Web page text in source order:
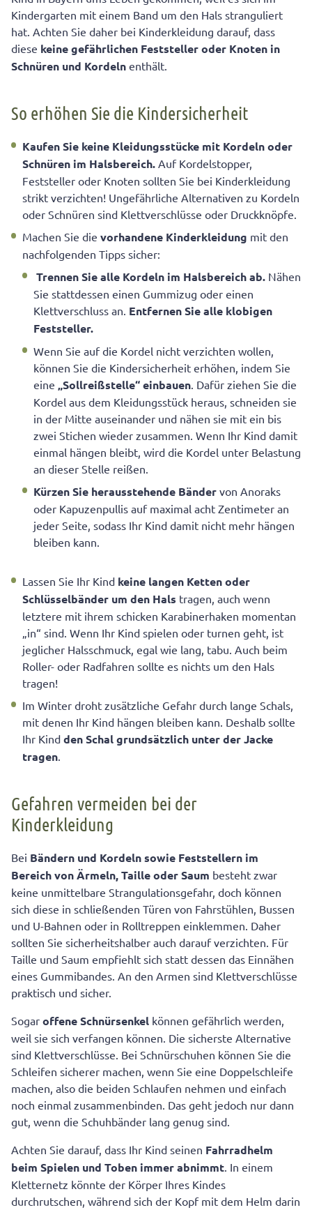
Kindersicherheit durch die richtige Kinderkleidung
erhöhen
Kindergarten mit einem Band um den Hals stranguliert
hat. Achten Sie daher bei Kinderkleidung darauf, dass
diese keine gefährlichen Feststeller oder Knoten in
Schnüren und Kordeln enthält.
So erhöhen Sie die Kindersicherheit
Kaufen Sie keine Kleidungsstücke mit Kordeln oder
Schnüren im Halsbereich. Auf Kordelstopper,
Feststeller oder Knoten sollten Sie bei Kinderkleidung
strikt verzichten! Ungefährliche Alternativen zu Kordeln
oder Schnüren sind Klettverschlüsse oder Druckknöpfe.
Machen Sie die vorhandene Kinderkleidung mit den
nachfolgenden Tipps sicher:
Trennen Sie alle Kordeln im Halsbereich ab. Nähen
Sie stattdessen einen Gummizug oder einen
Klettverschluss an. Entfernen Sie alle klobigen
Feststeller.
Wenn Sie auf die Kordel nicht verzichten wollen,
können Sie die Kindersicherheit erhöhen, indem Sie
eine „Sollreißstelle“ einbauen. Dafür ziehen Sie die
Kordel aus dem Kleidungsstück heraus, schneiden sie
in der Mitte auseinander und nähen sie mit ein bis
zwei Stichen wieder zusammen. Wenn Ihr Kind damit
einmal hängen bleibt, wird die Kordel unter Belastung
an dieser Stelle reißen.
Kürzen Sie herausstehende Bänder von Anoraks
oder Kapuzenpullis auf maximal acht Zentimeter an
jeder Seite, sodass Ihr Kind damit nicht mehr hängen
bleiben kann.
Lassen Sie Ihr Kind keine langen Ketten oder
Schlüsselbänder um den Hals tragen, auch wenn
letztere mit ihrem schicken Karabinerhaken momentan
„in“ sind. Wenn Ihr Kind spielen oder turnen geht, ist
jeglicher Halsschmuck, egal wie lang, tabu. Auch beim
Roller- oder Radfahren sollte es nichts um den Hals
tragen!
Im Winter droht zusätzliche Gefahr durch lange Schals,
mit denen Ihr Kind hängen bleiben kann. Deshalb sollte
Ihr Kind den Schal grundsätzlich unter der Jacke
tragen.
Gefahren vermeiden bei der
Kinderkleidung
Bei Bändern und Kordeln sowie Feststellern im
Bereich von Ärmeln, Taille oder Saum besteht zwar
keine unmittelbare Strangulationsgefahr, doch können
sich diese in schließenden Türen von Fahrstühlen, Bussen
und U-Bahnen oder in Rolltreppen einklemmen. Daher
sollten Sie sicherheitshalber auch darauf verzichten. Für
Taille und Saum empfiehlt sich statt dessen das Einnähen
eines Gummibandes. An den Armen sind Klettverschlüsse
praktisch und sicher.
Sogar offene Schnürsenkel können gefährlich werden,
weil sie sich verfangen können. Die sicherste Alternative
sind Klettverschlüsse. Bei Schnürschuhen können Sie die
Schleifen sicherer machen, wenn Sie eine Doppelschleife
machen, also die beiden Schlaufen nehmen und einfach
noch einmal zusammenbinden. Das geht jedoch nur dann
gut, wenn die Schuhbänder lang genug sind.
Achten Sie darauf, dass Ihr Kind seinen Fahrradhelm
beim Spielen und Toben immer abnimmt. In einem
Kletternetz könnte der Körper Ihres Kindes
durchrutschen, während sich der Kopf mit dem Helm darin